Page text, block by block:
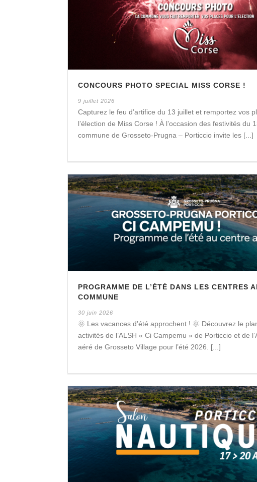
CONCOURS PHOTO SPECIAL MISS CORSE !
9 juillet 2026
Capturez le feu d’artifice du 13 juillet et remportez vos
l’élection de Miss Corse ! À l’occasion des festivités du
commune de Grosseto-Prugna – Porticcio invite les [...]
PROGRAMME DE L’ÉTÉ DANS LES CENTRES
COMMUNE
30 juin 2026
🌞 Les vacances d’été approchent ! 🌞 Découvrez le
activités de l’ALSH « Ci Campemu » de Porticcio et de
aéré de Grosseto Village pour l’été 2026. [...]